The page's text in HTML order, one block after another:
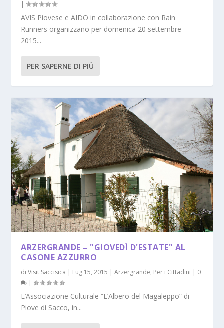
|
AVIS Piovese e AIDO in collaborazione con Rain
Runners organizzano per domenica 20 settembre
2015...
PER SAPERNE DI PIÙ
ARZERGRANDE – "GIOVEDÌ D'ESTATE" AL
CASONE AZZURRO
diVisit Saccisica | Lug 15, 2015 |Arzergrande, Per i Cittadini | 0
|
L’Associazione Culturale “L’Albero del Magaleppo” di
Piove di Sacco, in...